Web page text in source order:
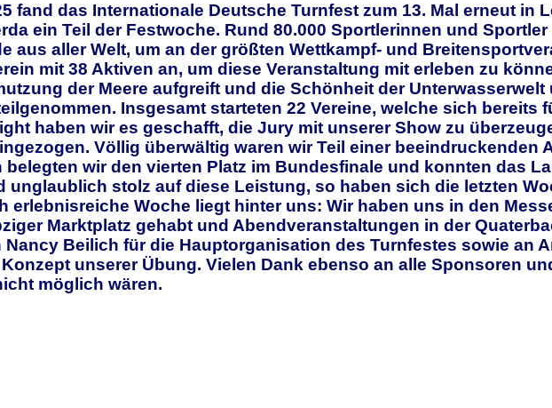
fand das Internationale Deutsche Turnfest zum 13. Mal erneut in
ein Teil der Festwoche. Rund 80.000 Sportlerinnen und
aus aller Welt, um an der größten Wettkampf- und
mit 38 Aktiven an, um diese Veranstaltung mit erleben zu
der Meere aufgreift und die Schönheit der
Insgesamt starteten 22 Vereine, welche sich bereits
haben wir es geschafft, die Jury mit unserer Show zu
Völlig überwältig waren wir Teil einer beeindruckenden
wir den vierten Platz im Bundesfinale und konnten das
unglaublich stolz auf diese Leistung, so haben sich die letzten
erlebnisreiche Woche liegt hinter uns: Wir haben uns in den
Marktplatz gehabt und Abendveranstaltungen in der
Beilich für die Hauptorganisation des Turnfestes sowie an
unserer Übung. Vielen Dank ebenso an alle Sponsoren
möglich wären.